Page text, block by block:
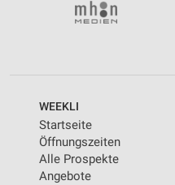
WEEKLI
Startseite
Öffnungszeiten
Alle Prospekte
Angebote